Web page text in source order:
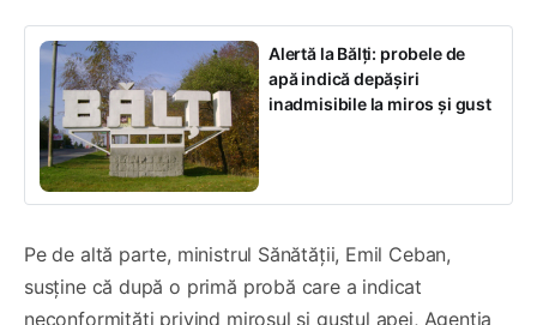
Alertă la Bălți: probele de
apă indică depășiri
inadmisibile la miros și gust
Pe de altă parte, ministrul Sănătății, Emil Ceban,
susține că după o primă probă care a indicat
neconformități privind mirosul și gustul apei, Agenția